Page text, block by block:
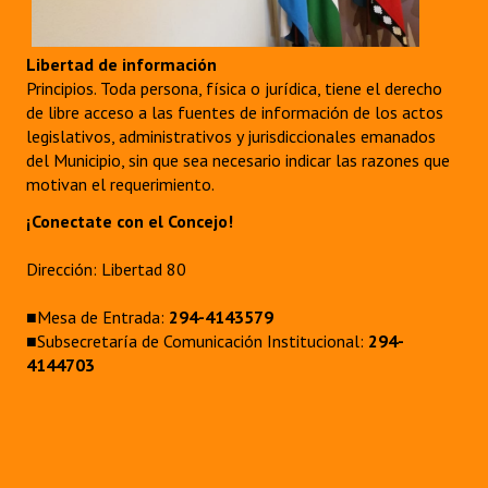
Libertad de información
Principios. Toda persona, física o jurídica, tiene el derecho
de libre acceso a las fuentes de información de los actos
legislativos, administrativos y jurisdiccionales emanados
del Municipio, sin que sea necesario indicar las razones que
motivan el requerimiento.
¡Conectate con el Concejo!
Dirección: Libertad 80
■Mesa de Entrada: 294-4143579
■Subsecretaría de Comunicación Institucional: 294-
4144703